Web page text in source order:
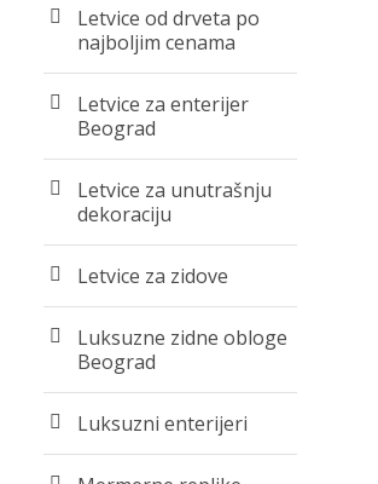
Letvice od drveta po
najboljim cenama
Letvice za enterijer
Beograd
Letvice za unutrašnju
dekoraciju
Letvice za zidove
Luksuzne zidne obloge
Beograd
Luksuzni enterijeri